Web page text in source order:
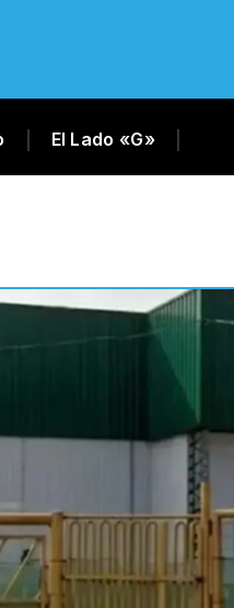
El Lado «G»